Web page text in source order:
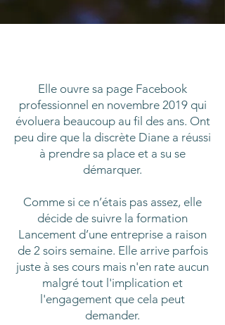
Elle ouvre sa page Facebook
professionnel en novembre 2019 qui
évoluera beaucoup au fil des ans. Ont
peu dire que la discrète Diane a réussi
à prendre sa place et a su se
démarquer.
Comme si ce n’étais pas assez, elle
décide de suivre la formation
Lancement d’une entreprise a raison
de 2 soirs semaine. Elle arrive parfois
juste à ses cours mais n'en rate aucun
malgré tout l'implication et
l'engagement que cela peut
demander.